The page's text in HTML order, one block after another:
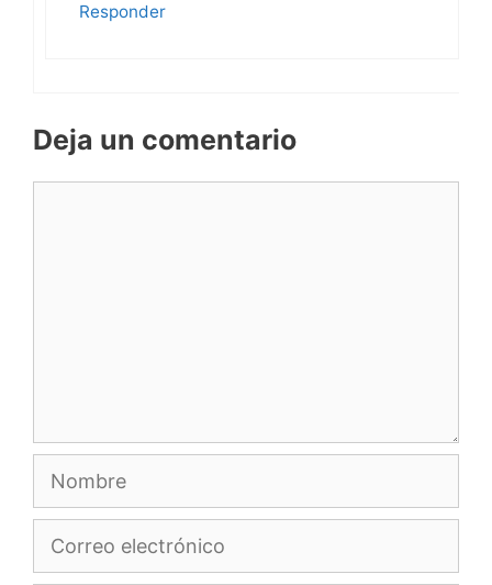
Responder
Deja un comentario
Nombre
Correo